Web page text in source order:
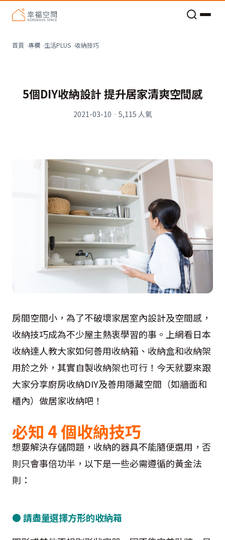
首頁 專欄 生活PLUS 收納技巧
5個DIY收納設計 提升居家清爽空間感
2021-03-10 · 5,115 人氣
房間空間小，為了不破壞家居室內設計及空間感，
收納技巧成為不少屋主熱衷學習的事。上網看日本
收納達人教大家如何善用收納箱、收納盒和收納架
用於之外，其實自製收納架也可行！今天就要來跟
大家分享廚房收納DIY及善用隱藏空間（如牆面和
櫃內）做居家收納吧！
必知 4 個收納技巧
想要解決存儲問題，收納的器具不能隨便選用，否
則只會事倍功半，以下是一些必需遵循的黃金法
則：
● 請盡量選擇方形的收納箱